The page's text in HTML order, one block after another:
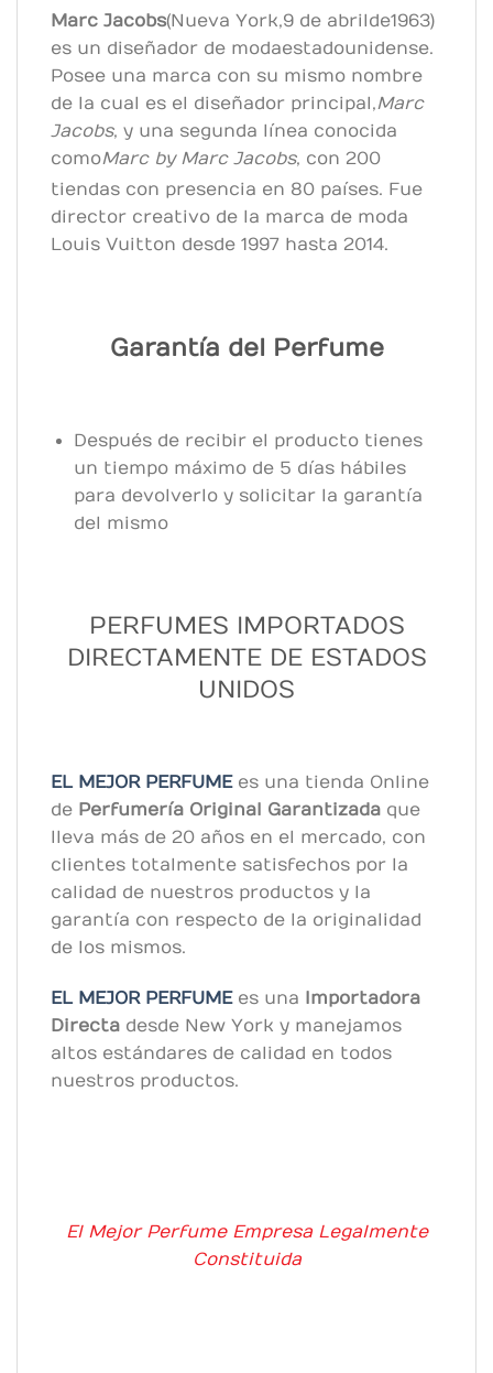
Marc Jacobs(Nueva York, 9 de abril de 1963)
es un diseñador de moda estadounidense.
Posee una marca con su mismo nombre
de la cual es el diseñador principal,Marc
Jacobs, y una segunda línea conocida
comoMarc by Marc Jacobs, con 200
tiendas con presencia en 80 países. Fue
director creativo de la marca de moda
Louis Vuitton desde 1997 hasta 2014.​
Garantía del Perfume
Después de recibir el producto tienes
un tiempo máximo de 5 días hábiles
para devolverlo y solicitar la garantía
del mismo
PERFUMES IMPORTADOS
DIRECTAMENTE DE ESTADOS
UNIDOS
EL MEJOR PERFUMEes una tienda Online
de Perfumería Original Garantizada que
lleva más de 20 años en el mercado, con
clientes totalmente satisfechos por la
calidad de nuestros productos y la
garantía con respecto de la originalidad
de los mismos.
EL MEJOR PERFUME es una
Importadora
Directa desde New York y manejamos
altos estándares de calidad en todos
nuestros productos.
El Mejor Perfume Empresa Legalmente
Constituida